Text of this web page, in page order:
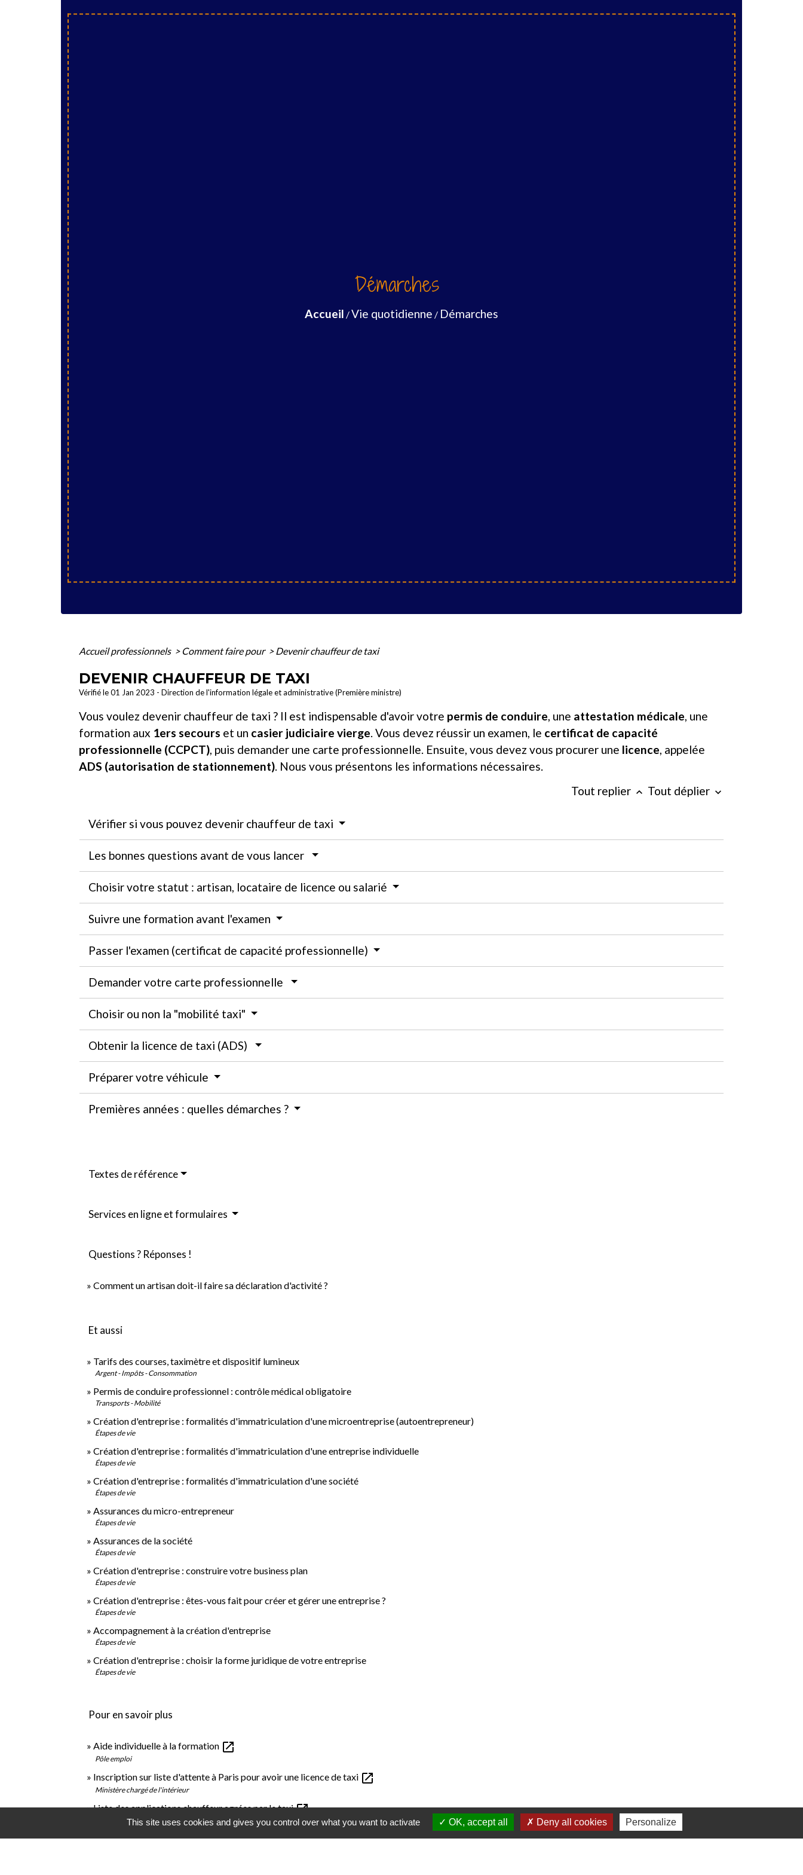
Démarches
Accueil /Vie quotidienne / Démarches
Accueil professionnels > Comment faire pour > Devenir chauffeur de taxi
DEVENIR CHAUFFEUR DE TAXI
Vérifié le 01 Jan 2023 - Direction de l'information légale et administrative (Première ministre)
Vous voulez devenir chauffeur de taxi ? Il est indispensable d'avoir votre permis de conduire, une attestation médicale, une
formation aux 1ers secours et un casier judiciaire vierge. Vous devez réussir un examen, le certificat de capacité
professionnelle (CCPCT), puis demander une carte professionnelle. Ensuite, vous devez vous procurer une licence, appelée
ADS (autorisation de stationnement). Nous vous présentons les informations nécessaires.
Tout replier keyboard_arrow_up Tout déplier keyboard_arrow_down
Vérifier si vous pouvez devenir chauffeur de taxi
Les bonnes questions avant de vous lancer
Choisir votre statut : artisan, locataire de licence ou salarié
Suivre une formation avant l'examen
Passer l'examen (certificat de capacité professionnelle)
Demander votre carte professionnelle
Choisir ou non la "mobilité taxi"
Obtenir la licence de taxi (ADS)
Préparer votre véhicule
Premières années : quelles démarches ?
Textes de référence
Services en ligne et formulaires
Questions ? Réponses !
Comment un artisan doit-il faire sa déclaration d'activité ?
Et aussi
Tarifs des courses, taximètre et dispositif lumineux
Argent - Impôts - Consommation
Permis de conduire professionnel : contrôle médical obligatoire
Transports - Mobilité
Création d'entreprise : formalités d'immatriculation d'une microentreprise (autoentrepreneur)
Étapes de vie
Création d'entreprise : formalités d'immatriculation d'une entreprise individuelle
Étapes de vie
Création d'entreprise : formalités d'immatriculation d'une société
Étapes de vie
Assurances du micro-entrepreneur
Étapes de vie
Assurances de la société
Étapes de vie
Création d'entreprise : construire votre business plan
Étapes de vie
Création d'entreprise : êtes-vous fait pour créer et gérer une entreprise ?
Étapes de vie
Accompagnement à la création d'entreprise
Étapes de vie
Création d'entreprise : choisir la forme juridique de votre entreprise
Étapes de vie
Pour en savoir plus
Aide individuelle à la formation open_in_new
Pôle emploi
Inscription sur liste d'attente à Paris pour avoir une licence de taxi open_in_new
Ministère chargé de l'intérieur
Liste des applications chauffeur agrées par le.taxiopen_in_new
Start-up d'Etat le.taxi
Guide d'utilisation du registre de disponibilité des taxis (le.taxi) pour le chauffeuropen_in_new
This site uses cookies and gives you control over what you want to activate OK, accept all Deny all cookies Personalize